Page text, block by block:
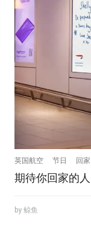
英国航空 节日 回家
期待你回家的
by 鲸鱼